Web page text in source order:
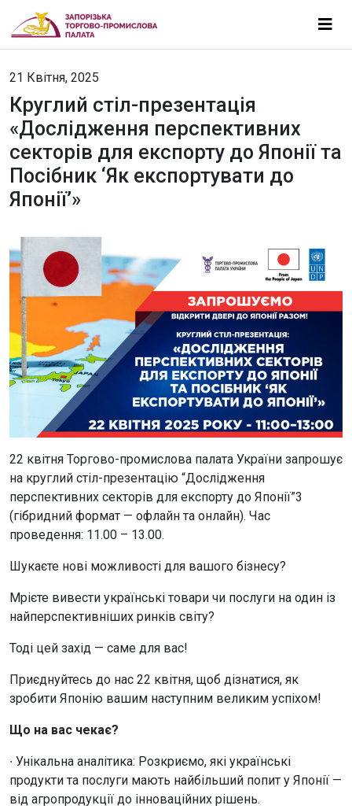
21 Квітня, 2025
Круглий стіл-презентація
«Дослідження перспективних
секторів для експорту до Японії та
Посібник ‘Як експортувати до
Японії’»
22 квітня Торгово-промислова палата України запрошує
на круглий стіл-презентацію “Дослідження
перспективних секторів для експорту до Японії”3
(гібридний формат — офлайн та онлайн). Час
проведення: 11.00 – 13.00.
Шукаєте нові можливості для вашого бізнесу?
Мрієте вивести українські товари чи послуги на один із
найперспективніших ринків світу?
Тоді цей захід — саме для вас!
Приєднуйтесь до нас 22 квітня, щоб дізнатися, як
зробити Японію вашим наступним великим успіхом!
Що на вас чекає?
∙ Унікальна аналітика: Розкриємо, які українські
продукти та послуги мають найбільший попит у Японії —
від агропродукції до інноваційних рішень.